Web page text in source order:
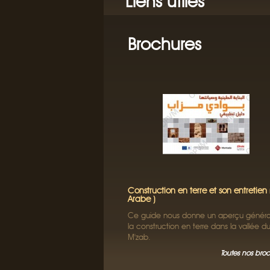
Brochures
Construction en terre et son entretien
Arabe )
Ce guide nous donne un aperçu
la construction en terre dans la vallée du
M'zab.
Toutes nos